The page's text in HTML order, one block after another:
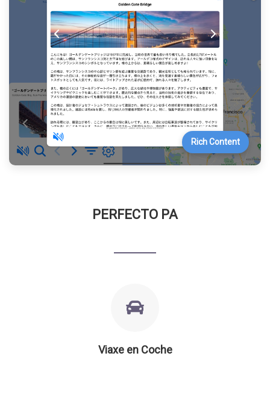
Rich Content
PERFECTO PA
Viaxe en Coche